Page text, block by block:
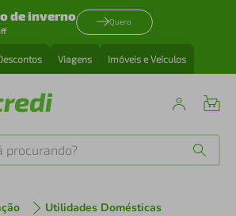
de inverno Quero
Viagens Imóveis e Veículos
Utilidades Domésticas